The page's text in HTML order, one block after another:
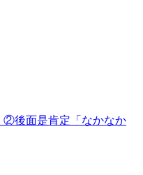
②後面是肯定「なかなか